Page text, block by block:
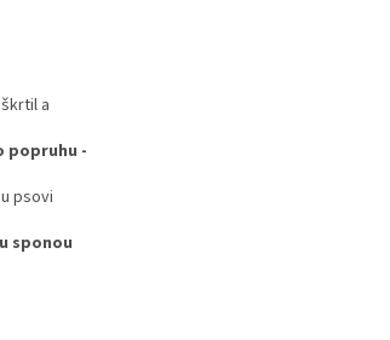
a
popruhu -
psovi
sponou